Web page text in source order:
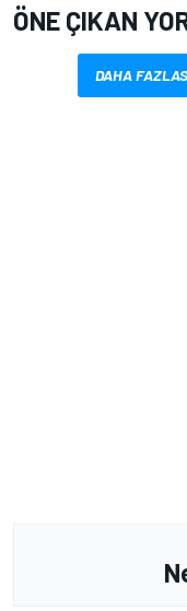
ÖNE ÇIKAN
DAHA